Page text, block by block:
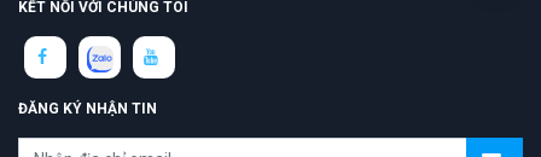
KẾT NỐI VỚI CHÚNG TÔI
ĐĂNG KÝ NHẬN TIN